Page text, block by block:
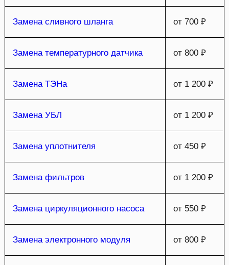
Замена сливного шланга от 700 ₽
Замена температурного датчика от 800 ₽
Замена ТЭНа от 1 200 ₽
Замена УБЛ от 1 200 ₽
Замена уплотнителя от 450 ₽
Замена фильтров от 1 200 ₽
Замена циркуляционного насоса от 550 ₽
Замена электронного модуля от 800 ₽